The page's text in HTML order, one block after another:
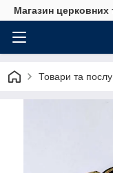
Магазин церковних
Товари та